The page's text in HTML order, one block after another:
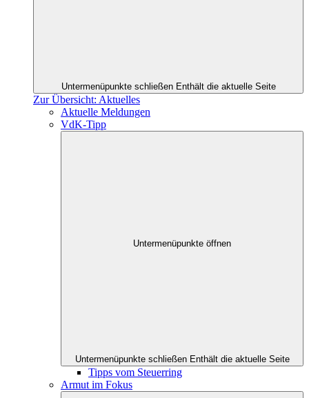
Untermenüpunkte schließen Enthält die aktuelle Seite
Zur Übersicht: Aktuelles
Aktuelle Meldungen
VdK-Tipp
Untermenüpunkte öffnen
Untermenüpunkte schließen Enthält die aktuelle Seite
Tipps vom Steuerring
Armut im Fokus